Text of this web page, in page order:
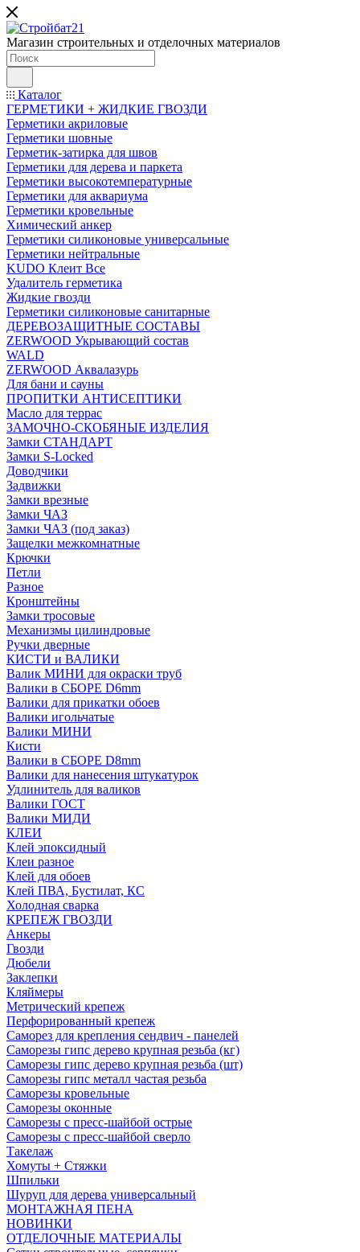
Магазин строительных и отделочных материалов
Каталог
ГЕРМЕТИКИ + ЖИДКИЕ ГВОЗДИ
Герметики акриловые
Герметики шовные
Герметик-затирка для швов
Герметики для дерева и паркета
Герметики высокотемпературные
Герметики для аквариума
Герметики кровельные
Химический анкер
Герметики силиконовые универсальные
Герметики нейтральные
KUDO Клеит Все
Удалитель герметика
Жидкие гвозди
Герметики силиконовые санитарные
ДЕРЕВОЗАЩИТНЫЕ СОСТАВЫ
ZERWOOD Укрывающий состав
WALD
ZERWOOD Аквалазурь
Для бани и сауны
ПРОПИТКИ АНТИСЕПТИКИ
Масло для террас
ЗАМОЧНО-СКОБЯНЫЕ ИЗДЕЛИЯ
Замки СТАНДАРТ
Замки S-Locked
Доводчики
Задвижки
Замки врезные
Замки ЧАЗ
Замки ЧАЗ (под заказ)
Защелки межкомнатные
Крючки
Петли
Разное
Кронштейны
Замки тросовые
Механизмы цилиндровые
Ручки дверные
КИСТИ и ВАЛИКИ
Валик МИНИ для окраски труб
Валики в СБОРЕ D6mm
Валики для прикатки обоев
Валики игольчатые
Валики МИНИ
Кисти
Валики в СБОРЕ D8mm
Валики для нанесения штукатурок
Удлинитель для валиков
Валики ГОСТ
Валики МИДИ
КЛЕИ
Клей эпоксидный
Клеи разное
Клей для обоев
Клей ПВА, Бустилат, КС
Холодная сварка
КРЕПЕЖ ГВОЗДИ
Анкеры
Гвозди
Дюбели
Заклепки
Кляймеры
Метрический крепеж
Перфорированный крепеж
Саморез для крепления сендвич - панелей
Саморезы гипс дерево крупная резьба (кг)
Саморезы гипс дерево крупная резьба (шт)
Саморезы гипс металл частая резьба
Саморезы кровельные
Саморезы оконные
Саморезы с пресс-шайбой острые
Саморезы с пресс-шайбой сверло
Такелаж
Хомуты + Стяжки
Шпильки
Шуруп для дерева универсальный
МОНТАЖНАЯ ПЕНА
НОВИНКИ
ОТДЕЛОЧНЫЕ МАТЕРИАЛЫ